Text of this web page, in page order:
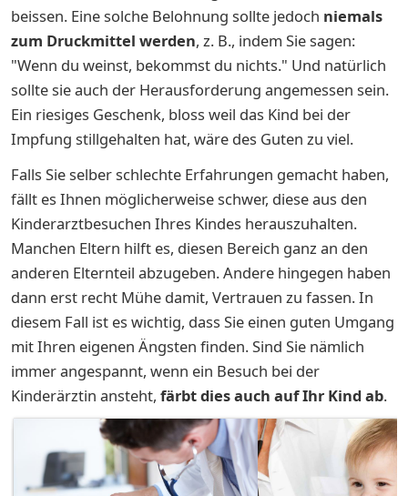
beissen. Eine solche Belohnung sollte jedoch niemals
zum Druckmittel werden, z. B., indem Sie sagen:
"Wenn du weinst, bekommst du nichts." Und natürlich
sollte sie auch der Herausforderung angemessen sein.
Ein riesiges Geschenk, bloss weil das Kind bei der
Impfung stillgehalten hat, wäre des Guten zu viel.
Falls Sie selber schlechte Erfahrungen gemacht haben,
fällt es Ihnen möglicherweise schwer, diese aus den
Kinderarztbesuchen Ihres Kindes herauszuhalten.
Manchen Eltern hilft es, diesen Bereich ganz an den
anderen Elternteil abzugeben. Andere hingegen haben
dann erst recht Mühe damit, Vertrauen zu fassen. In
diesem Fall ist es wichtig, dass Sie einen guten Umgang
mit Ihren eigenen Ängsten finden. Sind Sie nämlich
immer angespannt, wenn ein Besuch bei der
Kinderärztin ansteht, färbt dies auch auf Ihr Kind ab.